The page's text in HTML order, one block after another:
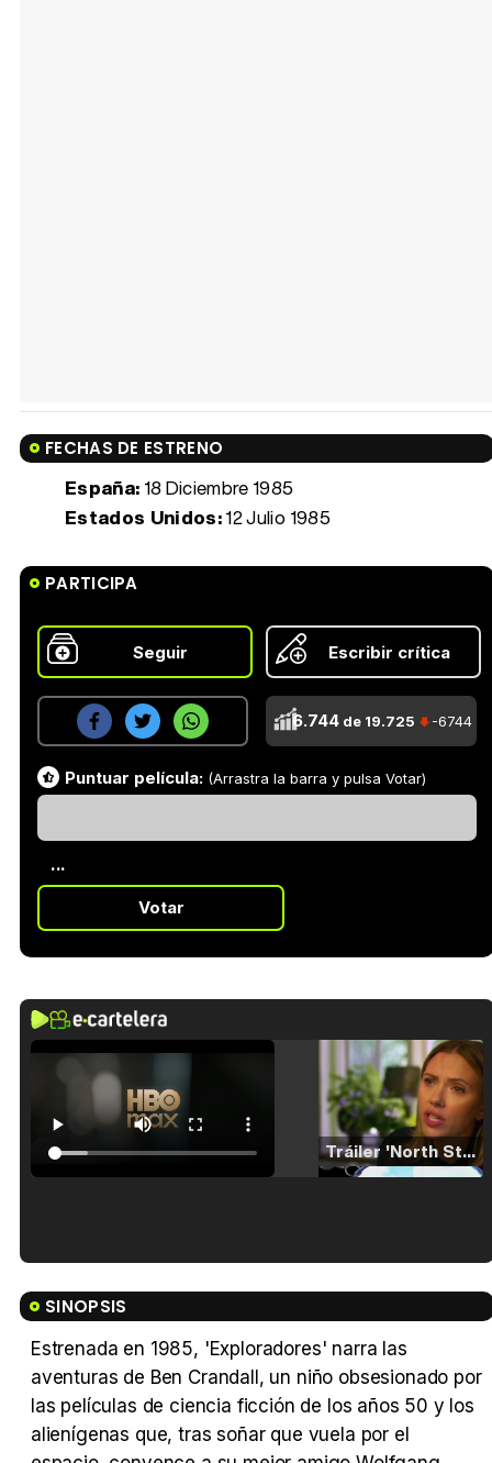
FECHAS DE ESTRENO
España: 18 Diciembre 1985
Estados Unidos:12 Julio 1985
PARTICIPA
Seguir Escribir crítica
6.744 de 19.725 -6744
Puntuar película: (Arrastra la barra y pulsa Votar)
...
Votar
Tráiler 'North Star' (2023)
Tráiler 'Vida perra' (2026)
SINOPSIS
Estrenada en 1985, 'Exploradores' narra las
aventuras de Ben Crandall, un niño obsesionado por
las películas de ciencia ficción de los años 50 y los
alienígenas que, tras soñar que vuela por el